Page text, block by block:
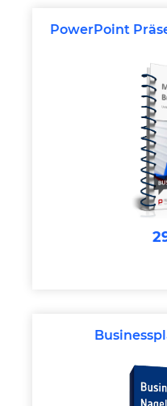
PowerPoint